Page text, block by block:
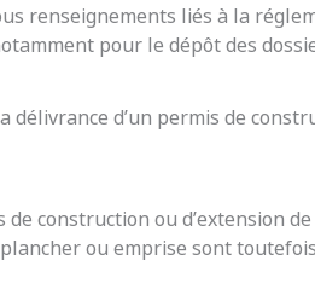
renseignements liés à la
pour le dépôt des
d’un permis de
construction ou d’extension
ou emprise sont